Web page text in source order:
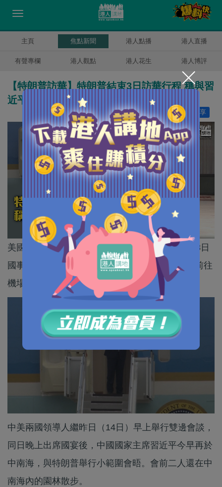
主頁 焦點新聞 港人點播 港人直播
有聲專欄 港人觀點 港人花生 港人博評
【特朗普訪華】特朗普結束3日訪華行程 稱與習
近平已成為真正朋友
分享
讚好 21
美國總統特朗普今日（15日）下午結束對中國的3日
國事訪問，乘專機離開北京。中國外交部長王毅前往
機場送行。
中美兩國領導人繼昨日（14日）早上舉行雙邊會談，
同日晚上出席國宴後，中國國家主席習近平今早再於
中南海，與特朗普舉行小範圍會晤。會前二人還在中
南海內的園林散步。